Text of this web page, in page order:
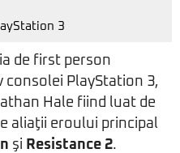
3
de first person
consolei PlayStation 3,
Hale fiind luat de
aliaţii eroului principal
şi Resistance 2.